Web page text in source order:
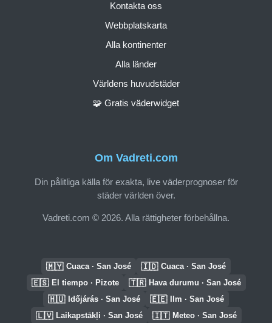
Om Vadreti.com
Din pålitliga källa för exakta, live väderprognoser för
städer världen över.
Vadreti.com © 2026. Alla rättigheter förbehållna.
Kontakta oss
Webbplatskarta
Alla kontinenter
Alla länder
Världens huvudstäder
🧩 Gratis väderwidget
🇲🇾 Cuaca · San José 🇮🇩 Cuaca · San José
🇪🇸 El tiempo · Pizote 🇹🇷 Hava durumu · San José
🇭🇺 Időjárás · San José 🇪🇪 Ilm · San José
🇱🇻 Laikapstākļi · San José 🇮🇹 Meteo · San José